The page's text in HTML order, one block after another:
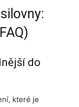
do
které je